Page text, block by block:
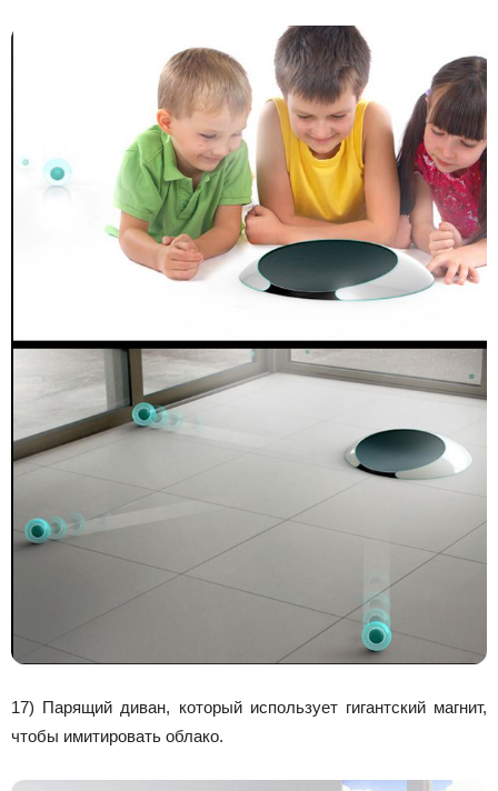
17) Парящий диван, который использует гигантский магнит,
чтобы имитировать облако.